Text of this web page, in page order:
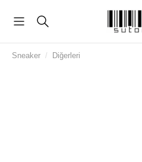
Sneaker / Diğerleri